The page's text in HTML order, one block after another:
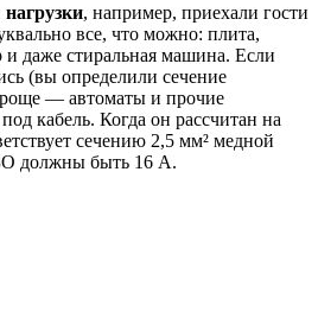
, например, приехали гости
все, что можно: плита,
даже стиральная машина. Если
(вы определили сечение
— автоматы и прочие
кабель. Когда он рассчитан на
сечению 2,5 мм² медной
должны быть 16 А.